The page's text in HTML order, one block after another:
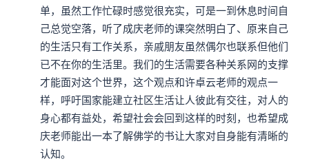
单，虽然工作忙碌时感觉很充实，可是一到休息时间自
己总觉空落，听了成庆老师的课突然明白了、原来自己
的生活只有工作关系，亲戚朋友虽然偶尔也联系但他们
已不在你的生活里。我们的生活需要各种关系网的支撑
才能面对这个世界，这个观点和许卓云老师的观点一
样，呼吁国家能建立社区生活让人彼此有交往，对人的
身心都有益处，希望社会会回到这样的时刻，也希望成
庆老师能出一本了解佛学的书让大家对自身能有清晰的
认知。